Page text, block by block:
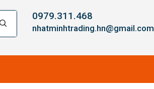
0979.311.468
nhatminhtrading.hn@gmail.com